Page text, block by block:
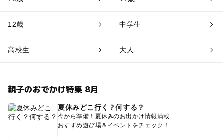
12歳 中学生
高校生 大人
親子のおでかけ特集 8月
夏休みどこ行く？何する？
今から準備！夏休みのお出かけ情報満載
おすすめ遊び場＆イベントをチェック！